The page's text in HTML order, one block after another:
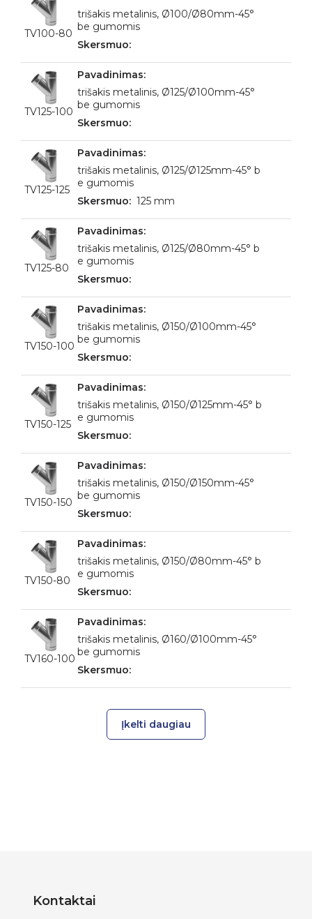
TV100-80
trišakis metalinis, Ø100/Ø80mm-45°
be gumomis
TV125-100
trišakis metalinis, Ø125/Ø100mm-45°
be gumomis
TV125-125
trišakis metalinis, Ø125/Ø125mm-45° b
e gumomis
125 mm
TV125-80
trišakis metalinis, Ø125/Ø80mm-45° b
e gumomis
TV150-100
trišakis metalinis, Ø150/Ø100mm-45°
be gumomis
TV150-125
trišakis metalinis, Ø150/Ø125mm-45° b
e gumomis
TV150-150
trišakis metalinis, Ø150/Ø150mm-45°
be gumomis
TV150-80
trišakis metalinis, Ø150/Ø80mm-45° b
e gumomis
TV160-100
trišakis metalinis, Ø160/Ø100mm-45°
be gumomis
Įkelti daugiau
Kontaktai